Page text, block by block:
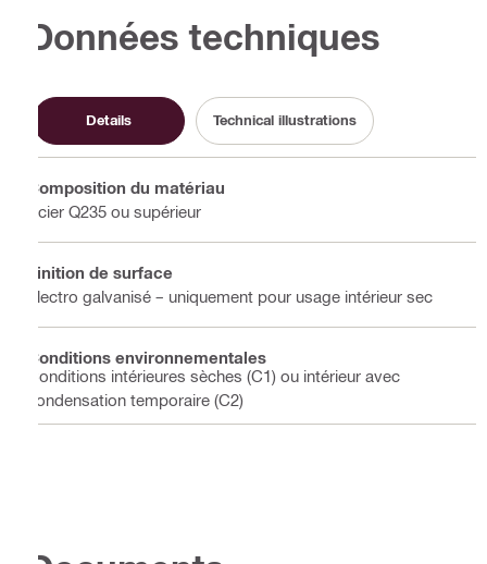
Données techniques
Details Technical illustrations
Composition du matériau
Acier Q235 ou supérieur
Finition de surface
Électro galvanisé – uniquement pour usage intérieur sec
Conditions environnementales
Conditions intérieures sèches (C1) ou intérieur avec
condensation temporaire (C2)